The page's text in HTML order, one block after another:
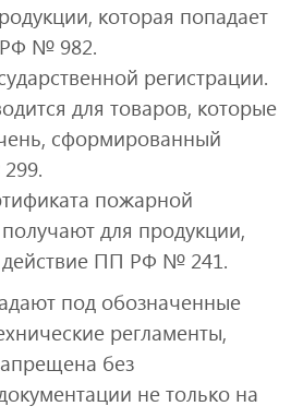
которая попадает
№ 982.
регистрации.
для товаров, которые
сформированный
пожарной
для продукции,
ПП РФ № 241.
под обозначенные
регламенты,
без
не только на